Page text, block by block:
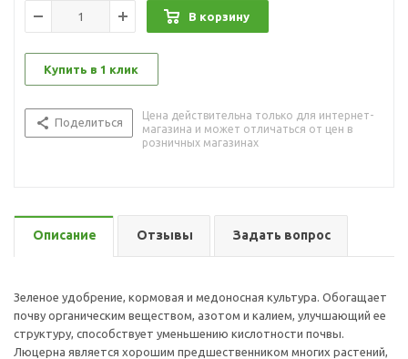
В корзину
Купить в 1 клик
Поделиться
Цена действительна только для интернет-
магазина и может отличаться от цен в
розничных магазинах
Описание Отзывы Задать вопрос
Зеленое удобрение, кормовая и медоносная культура. Обогащает
почву органическим веществом, азотом и калием, улучшающий ее
структуру, способствует уменьшению кислотности почвы.
Люцерна является хорошим предшественником многих растений,